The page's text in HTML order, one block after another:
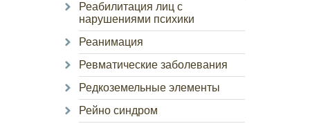
Реабилитация лиц с
нарушениями психики
Реанимация
Ревматические заболевания
Редкоземельные элементы
Рейно синдром